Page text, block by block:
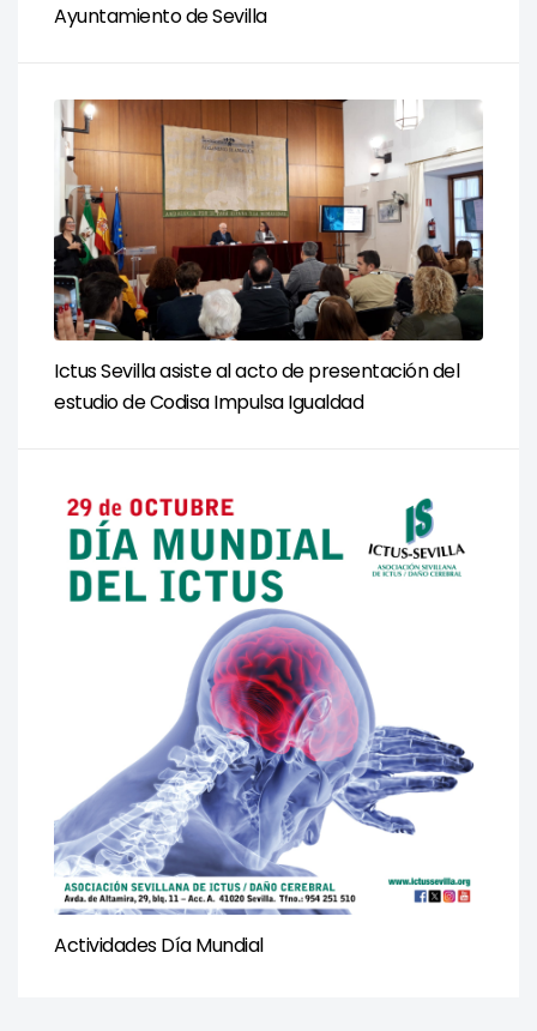
Ayuntamiento de Sevilla
Ictus Sevilla asiste al acto de presentación del
estudio de Codisa Impulsa Igualdad
Actividades Día Mundial